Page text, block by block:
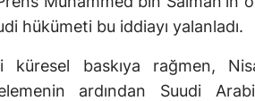
hükümeti bu iddiayı yalanladı.
küresel baskıya rağmen,
ardından Suudi